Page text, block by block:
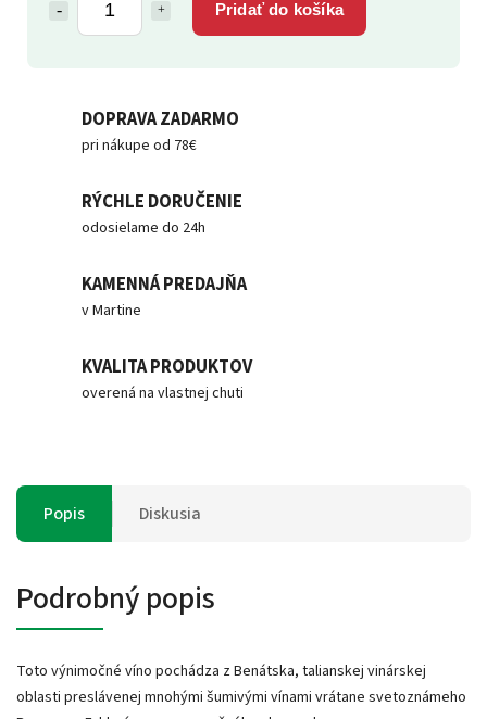
Pridať do košíka
DOPRAVA ZADARMO
pri nákupe od 78€
RÝCHLE DORUČENIE
odosielame do 24h
KAMENNÁ PREDAJŇA
v Martine
KVALITA PRODUKTOV
overená na vlastnej chuti
Popis Diskusia
Podrobný popis
Toto výnimočné víno pochádza z Benátska, talianskej vinárskej
oblasti preslávenej mnohými šumivými vínami vrátane svetoznámeho